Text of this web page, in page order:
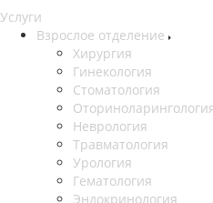
Услуги
Взрослое отделение
Хирургия
Гинекология
Стоматология
Неврология
Травматология
Урология
Гематология
Эндокринология